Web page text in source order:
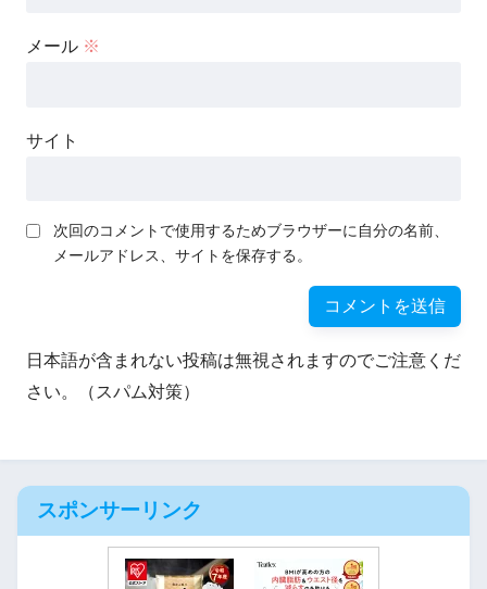
メール ※
サイト
次回のコメントで使用するためブラウザーに自分の名前、
メールアドレス、サイトを保存する。
日本語が含まれない投稿は無視されますのでご注意くだ
さい。（スパム対策）
スポンサーリンク